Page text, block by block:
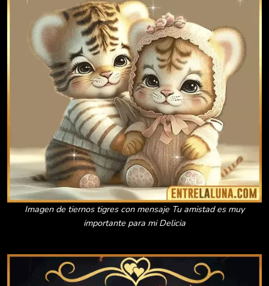
Imagen de tiernos tigres con mensaje Tu amistad es muy
importante para mi Delicia